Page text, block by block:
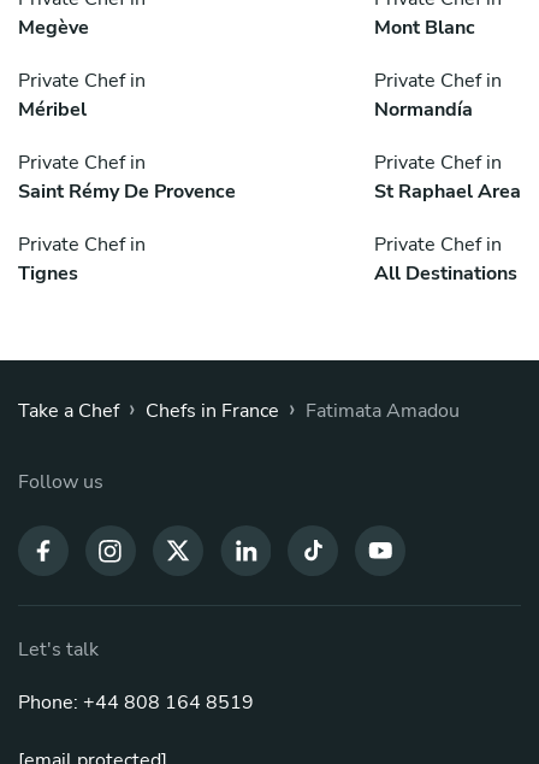
Megève
Mont Blanc
Private Chef in
Méribel
Private Chef in
Normandía
Private Chef in
Saint Rémy De Provence
Private Chef in
St Raphael Area
Private Chef in
Tignes
Private Chef in
All Destinations
Take a Chef › Chefs in France › Fatimata Amadou
Follow us
Let's talk
Phone: +44 808 164 8519